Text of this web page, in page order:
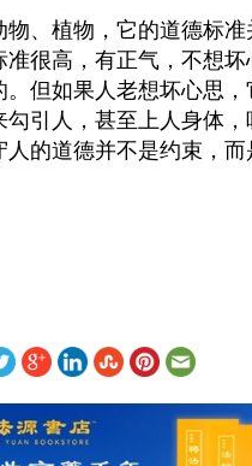
、植物，它的道德标准
准很高，有正气，不想坏
。但如果人老想坏心思，
勾引人，甚至上人身体，
人的道德并不是约束，而